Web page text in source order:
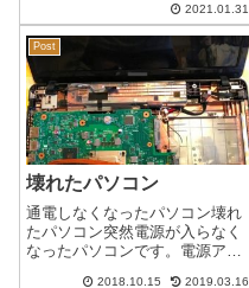
2021 年 3 月 9 日に終了します。
以降 Microsoft Ed...
2021.01.31
Post
壊れたパソコン
通電しなくなったパソコン壊れ
たパソコン突然電源が入らなく
なったパソコンです。電源アダ
2018.10.15 2019.03.16